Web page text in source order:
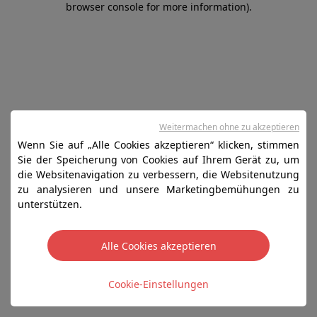
browser console for more information).
Wenn Sie auf „Alle Cookies akzeptieren“ klicken, stimmen
Sie der Speicherung von Cookies auf Ihrem Gerät zu, um
die Websitenavigation zu verbessern, die Websitenutzung
zu analysieren und unsere Marketingbemühungen zu
unterstützen.
Alle Cookies akzeptieren
Cookie-Einstellungen
Weitermachen ohne zu akzeptieren